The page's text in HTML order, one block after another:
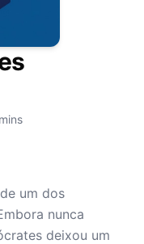
mins
um dos
nunca
deixou um